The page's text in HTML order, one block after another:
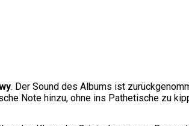
. Der Sound des Albums ist
Note hinzu, ohne ins Pathetische zu